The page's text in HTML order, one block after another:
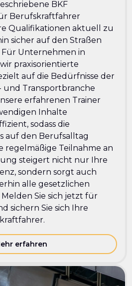
BKF
Berufskraftfahrer
Qualifikationen aktuell zu
sicher auf den Straßen
Unternehmen in
praxisorientierte
auf die Bedürfnisse der
und Transportbranche
erfahrenen Trainer
Inhalte
sodass die
auf den Berufsalltag
regelmäßige Teilnahme an
steigert nicht nur Ihre
sondern sorgt auch
alle gesetzlichen
Sie sich jetzt für
sichern Sie sich Ihre
erfahren